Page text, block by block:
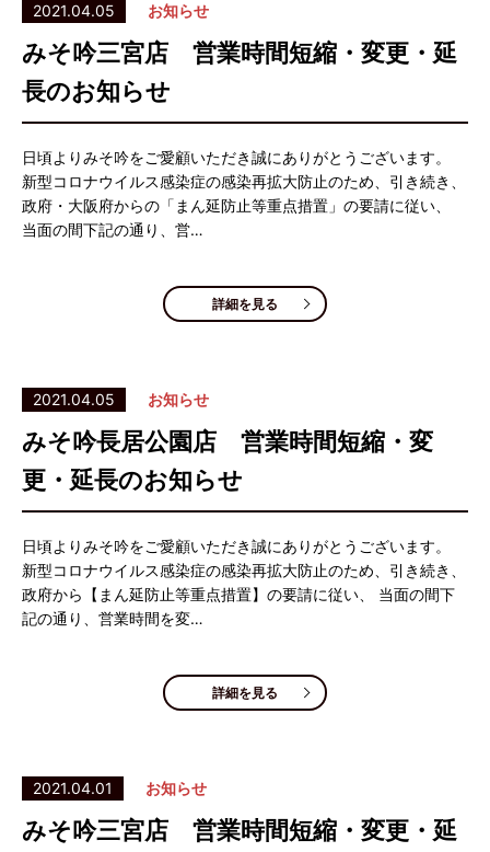
2021.04.05 お知らせ
みそ吟三宮店 営業時間短縮・変更・延
長のお知らせ
日頃よりみそ吟をご愛顧いただき誠にありがとうございます。
新型コロナウイルス感染症の感染再拡大防止のため、引き続き、
政府・大阪府からの「まん延防止等重点措置」の要請に従い、
当面の間下記の通り、営…
詳細を見る
2021.04.05 お知らせ
みそ吟長居公園店 営業時間短縮・変
更・延長のお知らせ
日頃よりみそ吟をご愛顧いただき誠にありがとうございます。
新型コロナウイルス感染症の感染再拡大防止のため、引き続き、
政府から【まん延防止等重点措置】の要請に従い、 当面の間下
記の通り、営業時間を変…
詳細を見る
2021.04.01 お知らせ
みそ吟三宮店 営業時間短縮・変更・延